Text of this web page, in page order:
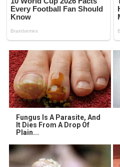
Fungus Is A Parasite, And
It Dies From A Drop Of
Plain...